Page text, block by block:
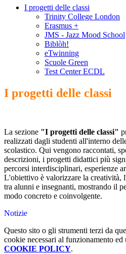
I progetti delle classi
Trinity College London
Erasmus +
JMS - Jazz Mood School
Biblòh!
eTwinning
Scuole Green
Test Center ECDL
I progetti delle classi
La sezione "I progetti delle classi"
realizzati dagli studenti all'interno
scolastico. Qui vengono raccontati,
descrizioni, i progetti didattici più
percorsi interdisciplinari, esperienze
L'obiettivo è valorizzare la creatività,
tra alunni e insegnanti, mostrando il
modo concreto e coinvolgente.
Notizie
Questo sito o gli strumenti terzi da
cookie necessari al funzionamento
COOKIE POLICY.